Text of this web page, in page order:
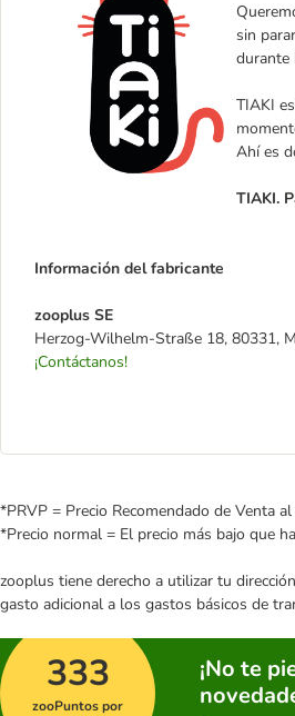
sin
durante
TIAKI
Ahí es
TIAKI.
Información del fabricante
zooplus SE
Herzog-Wilhelm-Straße 18, 80331,
¡Contáctanos!
*PRVP = Precio Recomendado de Venta
*Precio normal = El precio más bajo que
zooplus tiene derecho a utilizar tu
gasto adicional a los gastos básicos de
333
zooPuntos por
¡No te